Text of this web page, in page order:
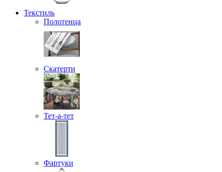
Текстиль
Полотенца
Скатерти
Тет-а-тет
Фартуки